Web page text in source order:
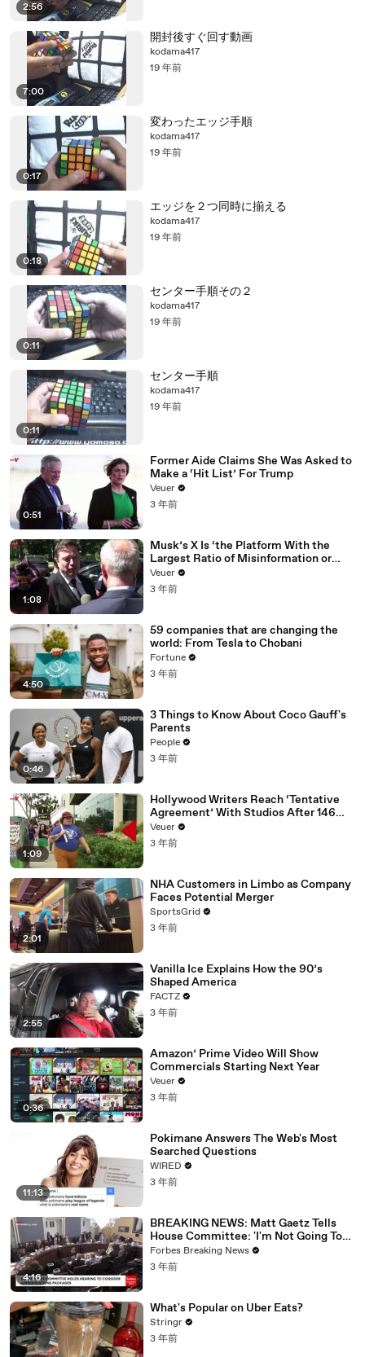
2:56
7:00
開封後すぐ回す動画
kodama417
19 年前
0:17
変わったエッジ手順
kodama417
19 年前
0:18
エッジを２つ同時に揃える
kodama417
19 年前
0:11
センター手順その２
kodama417
19 年前
0:11
センター手順
kodama417
19 年前
0:51
Former Aide Claims She Was Asked to
Make a ‘Hit List’ For Trump
Veuer
3 年前
1:08
Musk’s X Is ‘the Platform With the
Largest Ratio of Misinformation or
Disinformation’ Amongst All Social
Media Platforms
Veuer
3 年前
4:50
59 companies that are changing the
world: From Tesla to Chobani
Fortune
3 年前
0:46
3 Things to Know About Coco Gauff's
Parents
People
3 年前
1:09
Hollywood Writers Reach ‘Tentative
Agreement’ With Studios After 146
Day Strike
Veuer
3 年前
2:01
NHA Customers in Limbo as Company
Faces Potential Merger
SportsGrid
3 年前
2:55
Vanilla Ice Explains How the 90’s
Shaped America
FACTZ
3 年前
0:36
Amazon’ Prime Video Will Show
Commercials Starting Next Year
Veuer
3 年前
11:13
Pokimane Answers The Web's Most
Searched Questions
WIRED
3 年前
4:16
BREAKING NEWS: Matt Gaetz Tells
House Committee: 'I'm Not Going To
Vote For A Continuing Resolution'
Forbes Breaking News
3 年前
What's Popular on Uber Eats?
Stringr
3 年前